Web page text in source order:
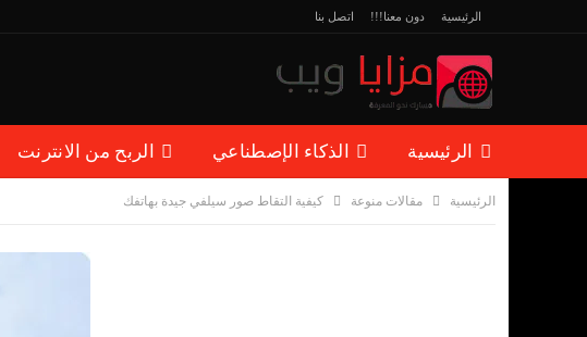
الرئيسية دون معنا!!! اتصل بنا
الرئيسية الذكاء الإصطناعي الربح من الانترنت
مقالات منوعة
الرئيسية مقالات منوعة كيفية التقاط صور سيلفي جيدة بهاتفك